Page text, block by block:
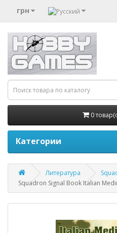
грн
0
Категории
Литература
Squadron Signal Book Italian